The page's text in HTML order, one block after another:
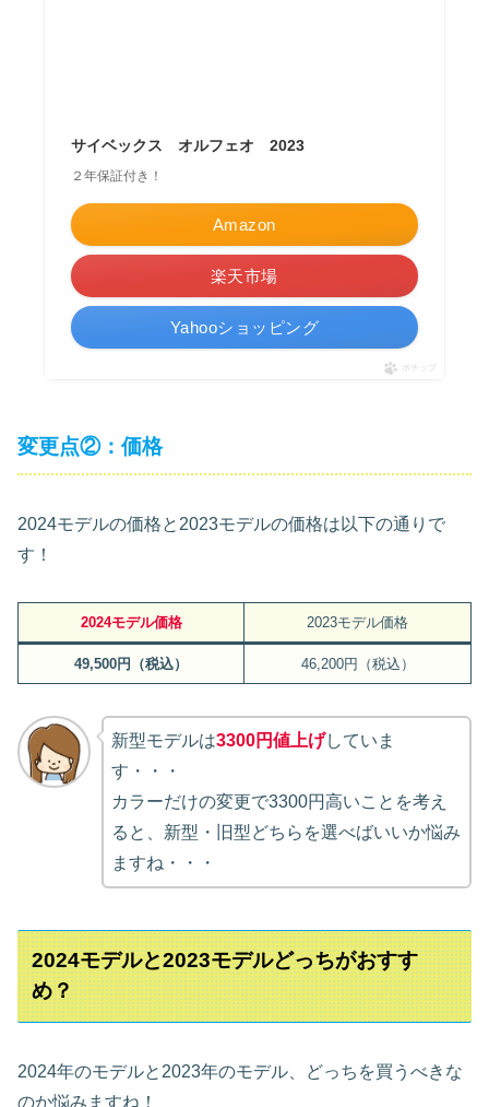
サイベックス オルフェオ 2023
２年保証付き！
Amazon
楽天市場
Yahooショッピング
ポチップ
変更点②：価格
2024モデルの価格と2023モデルの価格は以下の通りで
す！
2024モデル価格 2023モデル価格
49,500円（税込） 46,200円（税込）
新型モデルは3300円値上げしていま
す・・・
カラーだけの変更で3300円高いことを考え
ると、新型・旧型どちらを選べばいいか悩み
ますね・・・
2024モデルと2023モデルどっちがおすす
め？
2024年のモデルと2023年のモデル、どっちを買うべきな
のか悩みますね！